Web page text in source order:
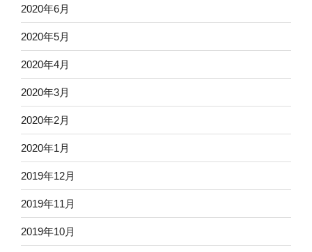
2020年6月
2020年5月
2020年4月
2020年3月
2020年2月
2020年1月
2019年12月
2019年11月
2019年10月